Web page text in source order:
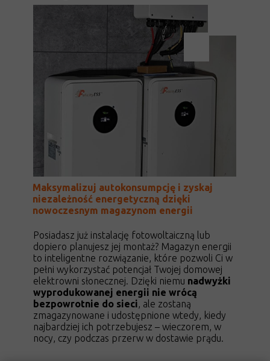
Posiadasz już instalację fotowoltaiczną lub
dopiero planujesz jej montaż? Magazyn energii
to inteligentne rozwiązanie, które pozwoli Ci w
pełni wykorzystać potencjał Twojej domowej
elektrowni słonecznej. Dzięki niemu nadwyżki
wyprodukowanej energii nie wrócą
bezpowrotnie do sieci, ale zostaną
zmagazynowane i udostępnione wtedy, kiedy
najbardziej ich potrzebujesz – wieczorem, w
nocy, czy podczas przerw w dostawie prądu.
Maksymalizuj autokonsumpcję i zyskaj
niezależność energetyczną dzięki
nowoczesnym magazynom energii